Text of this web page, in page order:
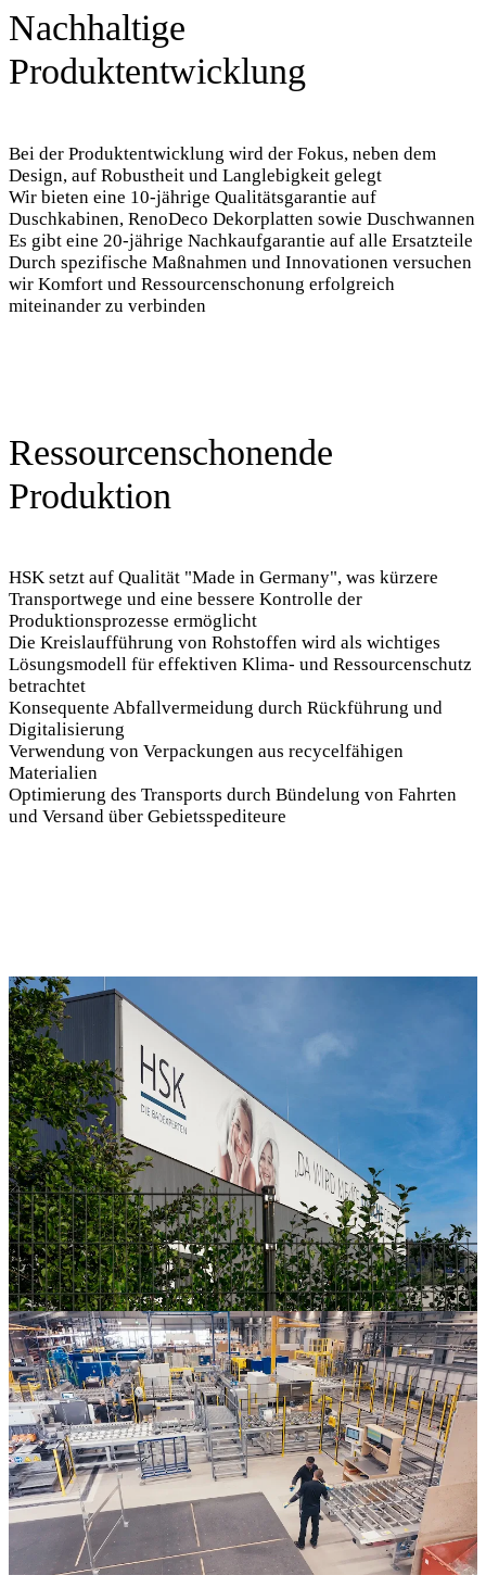
Nachhaltige
Produktentwicklung
Bei der Produktentwicklung wird der Fokus, neben dem
Design, auf Robustheit und Langlebigkeit gelegt
Wir bieten eine 10-jährige Qualitätsgarantie auf
Duschkabinen, RenoDeco Dekorplatten sowie Duschwannen
Es gibt eine 20-jährige Nachkaufgarantie auf alle Ersatzteile
Durch spezifische Maßnahmen und Innovationen versuchen
wir Komfort und Ressourcenschonung erfolgreich
miteinander zu verbinden
Ressourcenschonende
Produktion
HSK setzt auf Qualität "Made in Germany", was kürzere
Transportwege und eine bessere Kontrolle der
Produktionsprozesse ermöglicht
Die Kreislaufführung von Rohstoffen wird als wichtiges
Lösungsmodell für effektiven Klima- und Ressourcenschutz
betrachtet
Konsequente Abfallvermeidung durch Rückführung und
Digitalisierung
Verwendung von Verpackungen aus recycelfähigen
Materialien
Optimierung des Transports durch Bündelung von Fahrten
und Versand über Gebietsspediteure